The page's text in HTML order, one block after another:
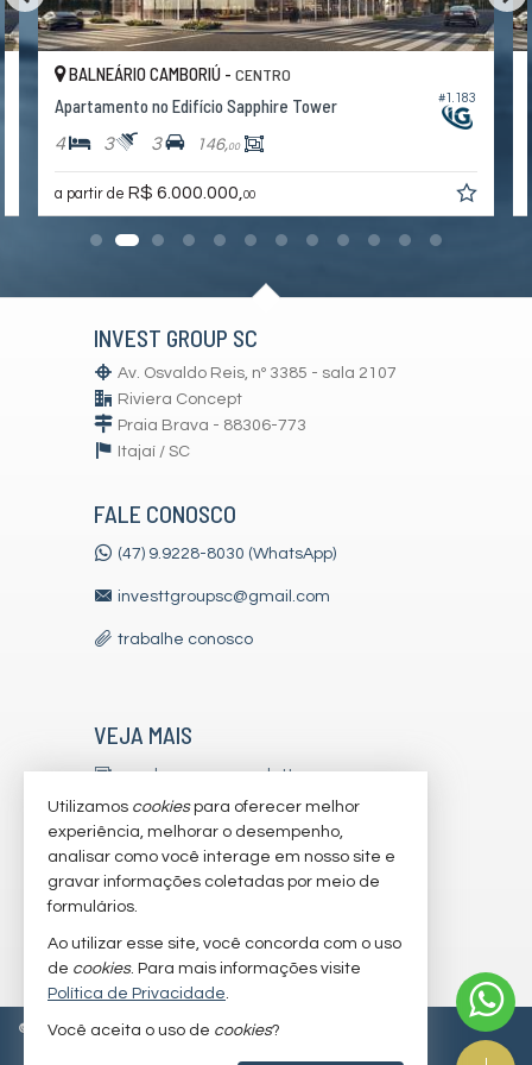
Imóvel disponível para visitação.
Agende uma visita agora mesmo e venha conhecer este lindo
imóvel.
Os valores estão sujeitos a alteração sem aviso prévio.
Área de Serviço
Living
Sala de Estar
Espaço Gourmet
Hidromassagem
Banheiro Social
Suíte Master
Churrasqueira
Vista Livre
Acabamento em Gesso
Sala de Jogos
Salão de Festas
Espaço Fitness
Portaria 24h
Piscina Infantil
Espaço Zen
Sala de Reunião
Entrada para Banhistas
Hall Decorado e Mobiliado
Lounge
Estar Social
#1.183
BALNEÁRIO CAMBORIÚ - CENTRO
Apartamento no Edifício Sapphire Tower
4 3 3 146,00
a partir de R$ 6.000.000, 00
INVEST GROUP SC
Av. Osvaldo Reis, nº 3385 - sala 2107
Riviera Concept
Praia Brava - 88306-773
Itajaí / SC
FALE CONOSCO
(47) 9.9228-8030 (WhatsApp)
investtgroupsc@gmail.com
trabalhe conosco
VEJA MAIS
receba nosso newsletter
indicadores financeiros
cadastre seu imóvel
imóveis favoritos
mapa de imóveis
© 2026 CRECI/SC 7179-J Política de Privacidade
Utilizamos cookiespara oferecer melhor
experiência, melhorar o desempenho,
analisar como você interage em nosso site e
gravar informações coletadas por meio de
formulários.
Ao utilizar esse site, você concorda com o uso
de cookies. Para mais informações visite
Política de Privacidade.
Você aceita o uso de cookies?